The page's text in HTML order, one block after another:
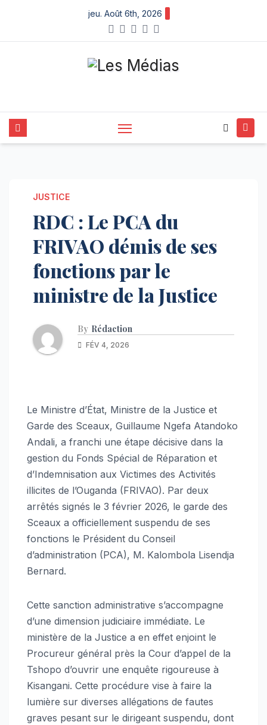
content
jeu. Août 6th, 2026
JUSTICE
RDC : Le PCA du
FRIVAO démis de ses
fonctions par le
ministre de la Justice
By Rédaction
FÉV 4, 2026
Le Ministre d’État, Ministre de la Justice et
Garde des Sceaux, Guillaume Ngefa Atandoko
Andali, a franchi une étape décisive dans la
gestion du Fonds Spécial de Réparation et
d’Indemnisation aux Victimes des Activités
illicites de l’Ouganda (FRIVAO). Par deux
arrêtés signés le 3 février 2026, le garde des
Sceaux a officiellement suspendu de ses
fonctions le Président du Conseil
d’administration (PCA), M. Kalombola Lisendja
Bernard.
Cette sanction administrative s’accompagne
d’une dimension judiciaire immédiate. Le
ministère de la Justice a en effet enjoint le
Procureur général près la Cour d’appel de la
Tshopo d’ouvrir une enquête rigoureuse à
Kisangani. Cette procédure vise à faire la
lumière sur diverses allégations de fautes
graves pesant sur le dirigeant suspendu, dont